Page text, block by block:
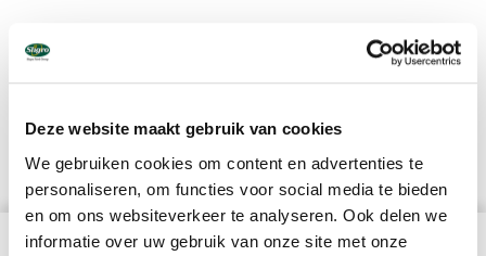
Deze website maakt gebruik van cookies
We gebruiken cookies om content en advertenties te
personaliseren, om functies voor social media te bieden
en om ons websiteverkeer te analyseren. Ook delen we
informatie over uw gebruik van onze site met onze
THE COMPANY